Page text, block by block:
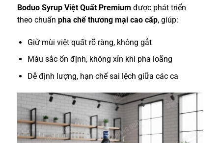
Boduo Syrup Việt Quất Premium được phát triển
theo chuẩn pha chế thương mại cao cấp, giúp:
Giữ mùi việt quất rõ ràng, không gắt
Màu sắc ổn định, không xỉn khi pha loãng
Dễ định lượng, hạn chế sai lệch giữa các ca